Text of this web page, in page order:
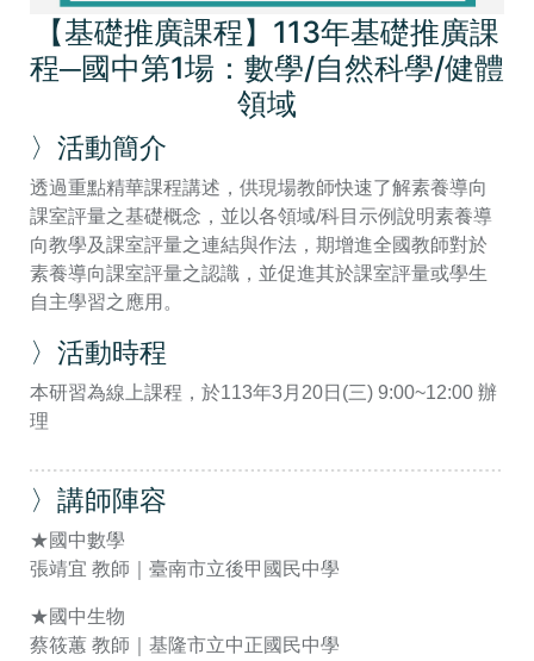
【基礎推廣課程】113年基礎推廣課
程─國中第1場：數學/自然科學/健體
領域
〉活動簡介
透過重點精華課程講述，供現場教師快速了解素養導向
課室評量之基礎概念，並以各領域/科目示例說明素養導
向教學及課室評量之連結與作法，期增進全國教師對於
素養導向課室評量之認識，並促進其於課室評量或學生
自主學習之應用。
〉活動時程
本研習為線上課程，於113年3月20日(三) 9:00~12:00 辦
理
〉講師陣容
★國中數學
張靖宜 教師｜臺南市立後甲國民中學
★國中生物
蔡筱蕙 教師｜基隆市立中正國民中學